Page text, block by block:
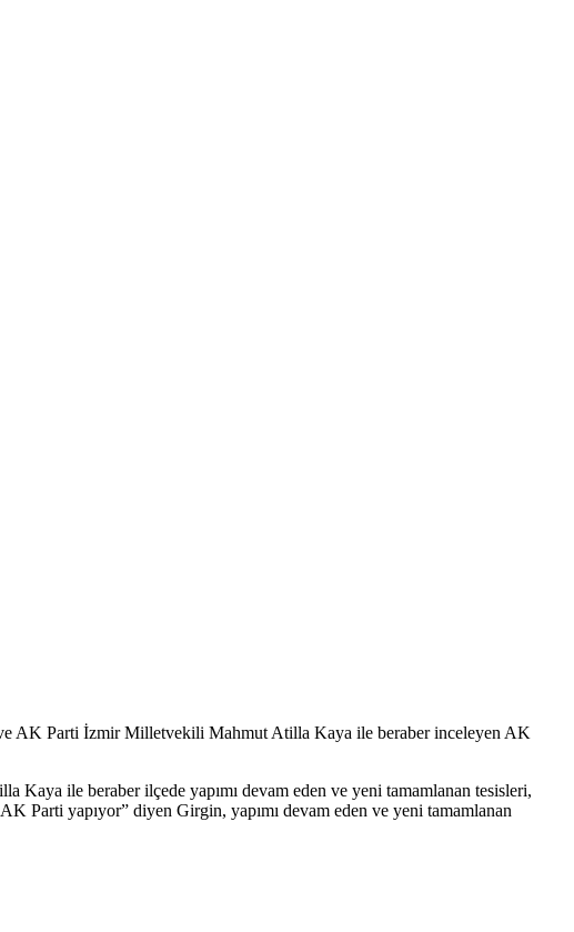
ve AK Parti İzmir Milletvekili Mahmut Atilla Kaya ile beraber inceleyen AK
ile beraber ilçede yapımı devam eden ve yeni tamamlanan tesisleri,
Parti yapıyor” diyen Girgin, yapımı devam eden ve yeni tamamlanan